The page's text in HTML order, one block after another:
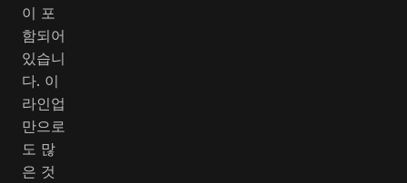
이 포
함되어
있습니
다. 이
라인업
만으로
도 많
은 것